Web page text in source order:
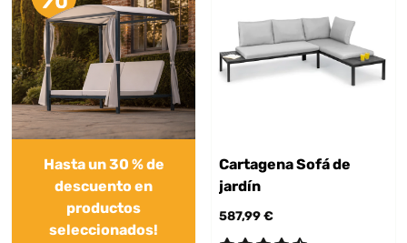
Hasta un 30 % de
descuento en
productos
seleccionados!
Cartagena Sofá de
jardín
587,99 €